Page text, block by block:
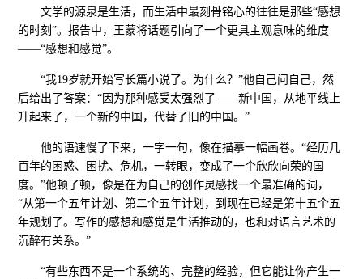
文学的源泉是生活，而生活中最刻骨铭心的往往是那些“感想
的时刻”。报告中，王蒙将话题引向了一个更具主观意味的维度
——“感想和感觉”。
“我19岁就开始写长篇小说了。为什么？”他自己问自己，然
后给出了答案：“因为那种感受太强烈了——新中国，从地平线上
升起来了，一个新的中国，代替了旧的中国。”
他的语速慢了下来，一字一句，像在描摹一幅画卷。“经历几
百年的困惑、困扰、危机，一转眼，变成了一个欣欣向荣的国
度。”他顿了顿，像是在为自己的创作灵感找一个最准确的词，
“从第一个五年计划、第二个五年计划，到现在已经是第十五个五
年规划了。写作的感想和感觉是生活推动的，也和对语言艺术的
沉醉有关系。”
“有些东西不是一个系统的、完整的经验，但它能让你产生一